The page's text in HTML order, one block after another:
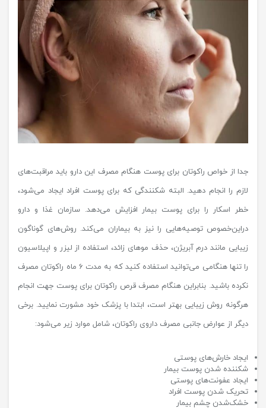
جدا از خواص راکوتان برای پوست هنگام مصرف این دارو باید مراقبت‌های
لازم را انجام دهید. البته شکنندگی که برای پوست افراد ایجاد می‌شود،
خطر اسکار را برای پوست بیمار افزایش می‌دهد. سازمان غذا و دارو
دراین‌خصوص توصیه‌هایی را نیز به بیماران می‌کند. روش‌های گوناگون
زیبایی مانند درم آبریژن، حذف موهای زائد، استفاده از لیزر و اپیلاسیون
را تنها هنگامی می‌توانید استفاده کنید که به مدت 6 ماه راکوتان مصرف
نکرده باشید. بنابراین هنگام مصرف قرص راکوتان برای پوست جهت انجام
هرگونه روش زیبایی بهتر است، ابتدا با پزشک خود مشورت نمایید. برخی
دیگر از عوارض جانبی مصرف داروی راکوتان، شامل موارد زیر می‌شود:
ایجاد خارش‌های پوستی
شکننده شدن پوست بیمار
ایجاد عفونت‌های پوستی
تحریک شدن پوست افراد
خشک‌شدن چشم بیمار